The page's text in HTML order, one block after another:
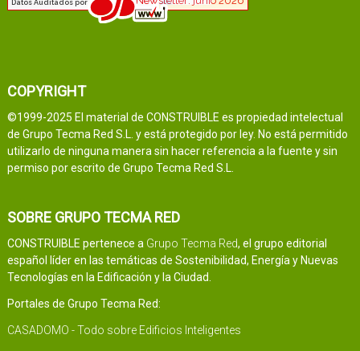
COPYRIGHT
©1999-2025 El material de CONSTRUIBLE es propiedad intelectual
de Grupo Tecma Red S.L. y está protegido por ley. No está permitido
utilizarlo de ninguna manera sin hacer referencia a la fuente y sin
permiso por escrito de Grupo Tecma Red S.L.
SOBRE GRUPO TECMA RED
CONSTRUIBLE pertenece a Grupo Tecma Red, el grupo editorial
español líder en las temáticas de Sostenibilidad, Energía y Nuevas
Tecnologías en la Edificación y la Ciudad.
Portales de Grupo Tecma Red:
CASADOMO - Todo sobre Edificios Inteligentes